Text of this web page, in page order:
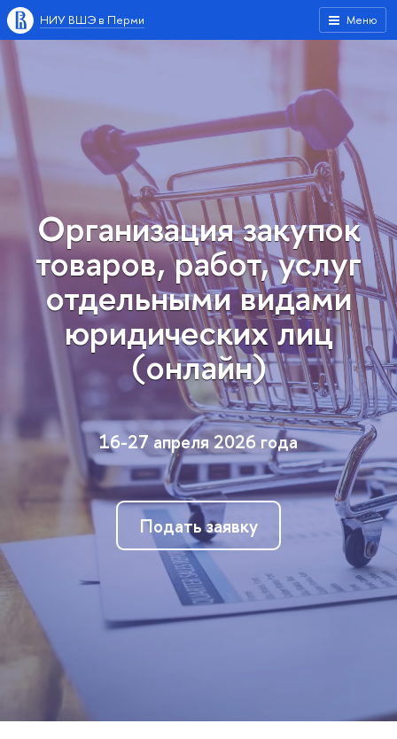
Меню
НИУ ВШЭ в Перми
Организация закупок
товаров, работ, услуг
отдельными видами
юридических лиц
(онлайн)
16-27 апреля 2026 года
Подать заявку